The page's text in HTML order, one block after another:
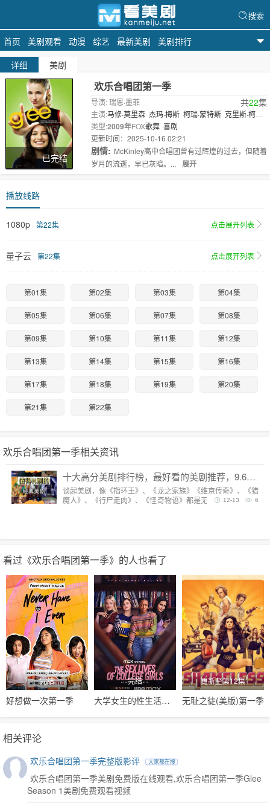
首页 美剧观看 动漫 综艺 最新美剧 美剧排行
搜索
详细 美剧
已完结
欢乐合唱团第一季
共22集
导演: 瑞恩·墨菲
主演:马修·莫里森 杰玛·梅斯 柯瑞·蒙特斯 克里斯·柯尔
弗 乔纳森·格罗夫 丽亚·米雪儿
隆 伊迪娜..
类型:2009年FOX歌舞 喜剧
更新时间：2025-10-16 02:21
剧情: McKinley高中合唱团曾有过辉煌的过去，但随着
岁月的流逝，早已灰暗。...
展开
播放线路
1080p 第22集 点击展开列表
量子云 第22集 点击展开列表
第01集 第02集 第03集 第04集
第05集 第06集 第07集 第08集
第09集 第10集 第11集 第12集
第13集 第14集 第15集 第16集
第17集 第18集 第19集 第20集
第21集 第22集
欢乐合唱团第一季相关资讯
十大高分美剧排行榜，最好看的美剧推荐，9.6分神剧扎堆
谈起美剧，像《指环王》、《龙之家族》《维京传奇》、《猎
魔人》、《行尸走肉》、《怪奇物语》都是无法复制的经典，
6
12-13
看过《欢乐合唱团第一季》的人也看了
完结
好想做一次第一季
完结
大学女生的性生活第一季
更新至第12集
无耻之徒(美版)第一季
相关评论
欢乐合唱团第一季完整版影评 大家都在搜
欢乐合唱团第一季美剧免费版在线观看,欢乐合唱团第一季Glee
Season 1美剧免费观看视频